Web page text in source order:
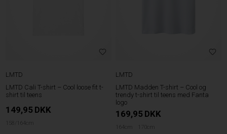
LMTD
LMTD Cali T-shirt – Cool loose fit t-
shirt til teens
149,95 DKK
158/164cm
LMTD
LMTD Madden T-shirt – Cool og
trendy t-shirt til teens med Fanta
logo
169,95 DKK
164cm 170cm